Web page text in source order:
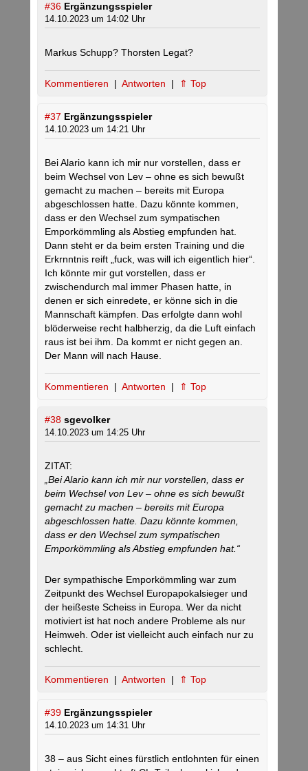
#36 Ergänzungsspieler
14.10.2023 um 14:02 Uhr
Markus Schupp? Thorsten Legat?
Kommentieren | Antworten | ⇑ Top
#37 Ergänzungsspieler
14.10.2023 um 14:21 Uhr
Bei Alario kann ich mir nur vorstellen, dass er
beim Wechsel von Lev – ohne es sich bewußt
gemacht zu machen – bereits mit Europa
abgeschlossen hatte. Dazu könnte kommen,
dass er den Wechsel zum sympatischen
Emporkömmling als Abstieg empfunden hat.
Dann steht er da beim ersten Training und die
Erkrnntnis reift „fuck, was will ich eigentlich hier“.
Ich könnte mir gut vorstellen, dass er
zwischendurch mal immer Phasen hatte, in
denen er sich einredete, er könne sich in die
Mannschaft kämpfen. Das erfolgte dann wohl
blöderweise recht halbherzig, da die Luft einfach
raus ist bei ihm. Da kommt er nicht gegen an.
Der Mann will nach Hause.
Kommentieren | Antworten | ⇑ Top
#38 sgevolker
14.10.2023 um 14:25 Uhr
ZITAT:
„Bei Alario kann ich mir nur vorstellen, dass er
beim Wechsel von Lev – ohne es sich bewußt
gemacht zu machen – bereits mit Europa
abgeschlossen hatte. Dazu könnte kommen,
dass er den Wechsel zum sympatischen
Emporkömmling als Abstieg empfunden hat.“
Der sympathische Emporkömmling war zum
Zeitpunkt des Wechsel Europapokalsieger und
der heißeste Scheiss in Europa. Wer da nicht
motiviert ist hat noch andere Probleme als nur
Heimweh. Oder ist vielleicht auch einfach nur zu
schlecht.
Kommentieren | Antworten | ⇑ Top
#39 Ergänzungsspieler
14.10.2023 um 14:31 Uhr
38 – aus Sicht eines fürstlich entlohnten für einen